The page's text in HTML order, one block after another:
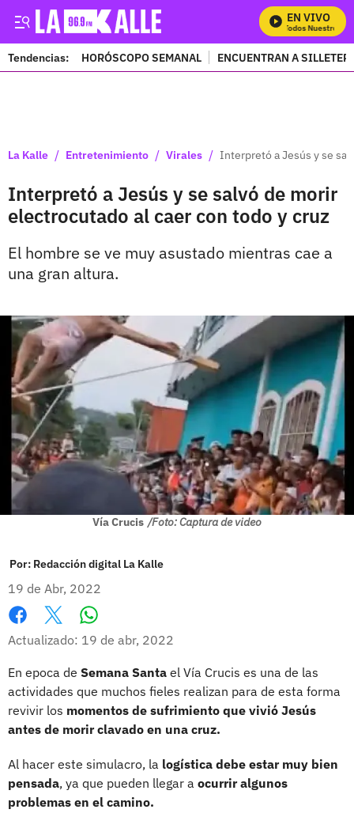
EN VIVO
Mira Todos Nuestros
Tendencias: HORÓSCOPO SEMANAL ENCUENTRAN A
La Kalle / Entretenimiento / Virales / Interpretó a Jesús y se
Interpretó a Jesús y se salvó de morir
electrocutado al caer con todo y cruz
El hombre se ve muy asustado mientras cae a
una gran altura.
Vía Crucis /Foto: Captura de video
Por: Redacción digital La Kalle
19 de Abr, 2022
Facebook
X
Actualizado: 19 de abr, 2022
En epoca de Semana Santa el Vía Crucis es una de las
actividades que muchos fieles realizan para de esta forma
revivir los momentos de sufrimiento que vivió Jesús
antes de morir clavado en una cruz.
Al hacer este simulacro, la logística debe estar muy bien
pensada, ya que pueden llegar a ocurrir algunos
problemas en el camino.